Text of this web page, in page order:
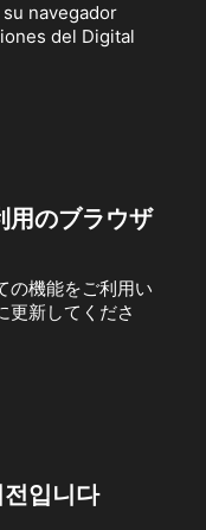
navegador
del Digital
用のブラウザ
の機能をご利用い
更新してくださ
입니다